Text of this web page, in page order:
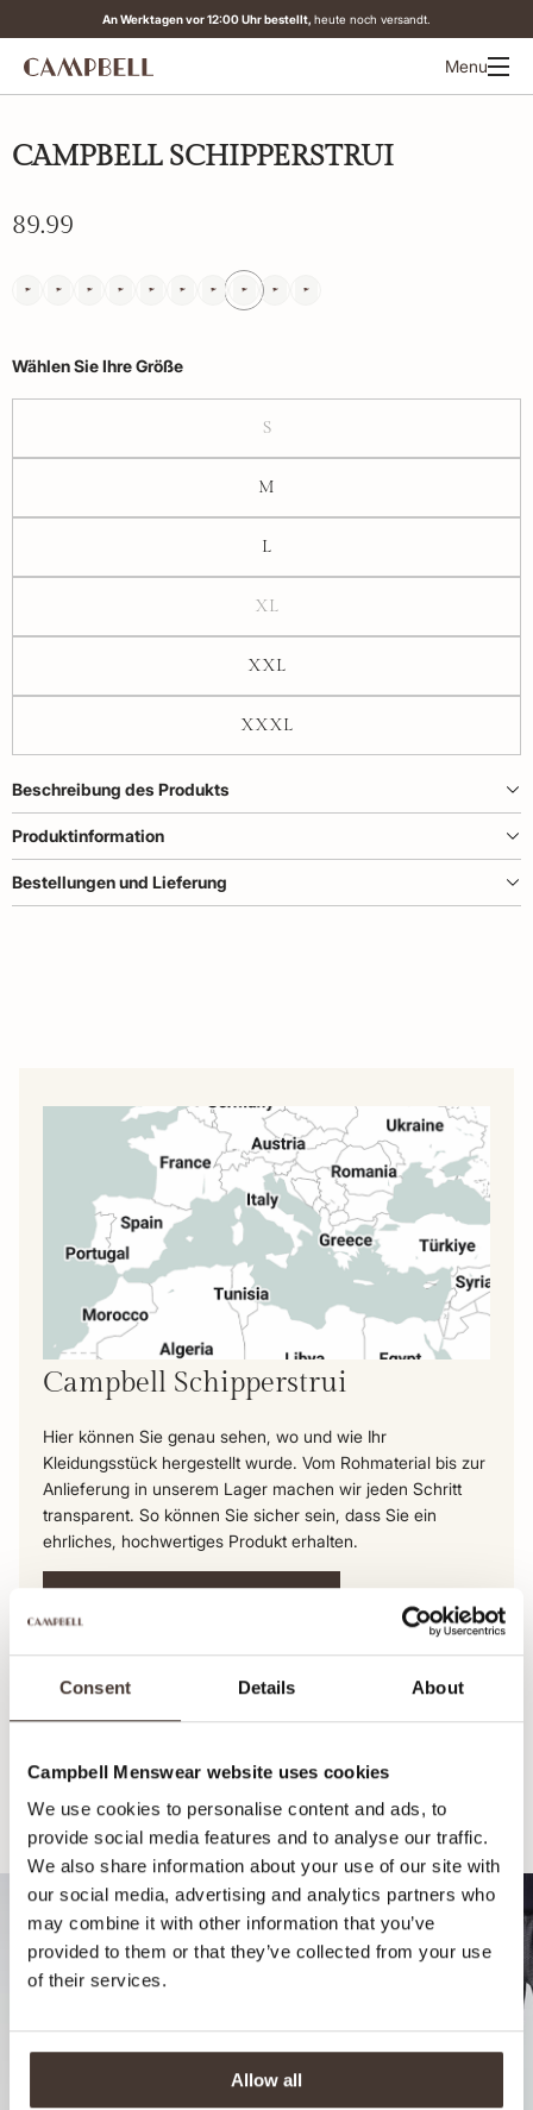
Consent Details About
Campbell Menswear website uses cookies
We use cookies to personalise content and ads, to
provide social media features and to analyse our traffic.
We also share information about your use of our site with
our social media, advertising and analytics partners who
may combine it with other information that you’ve
provided to them or that they’ve collected from your use
of their services.
Allow all
An Werktagen vor 12:00 Uhr bestellt, heute noch versandt.
Menu
CAMPBELL SCHIPPERSTRUI
89.99
Wählen Sie Ihre Größe
S
M
L
XL
XXL
XXXL
Beschreibung des Produkts
Produktinformation
Bestellungen und Lieferung
Campbell Schipperstrui
Hier können Sie genau sehen, wo und wie Ihr
Kleidungsstück hergestellt wurde. Vom Rohmaterial bis zur
Anlieferung in unserem Lager machen wir jeden Schritt
transparent. So können Sie sicher sein, dass Sie ein
ehrliches, hochwertiges Produkt erhalten.
Empfohlen für Ihren Look